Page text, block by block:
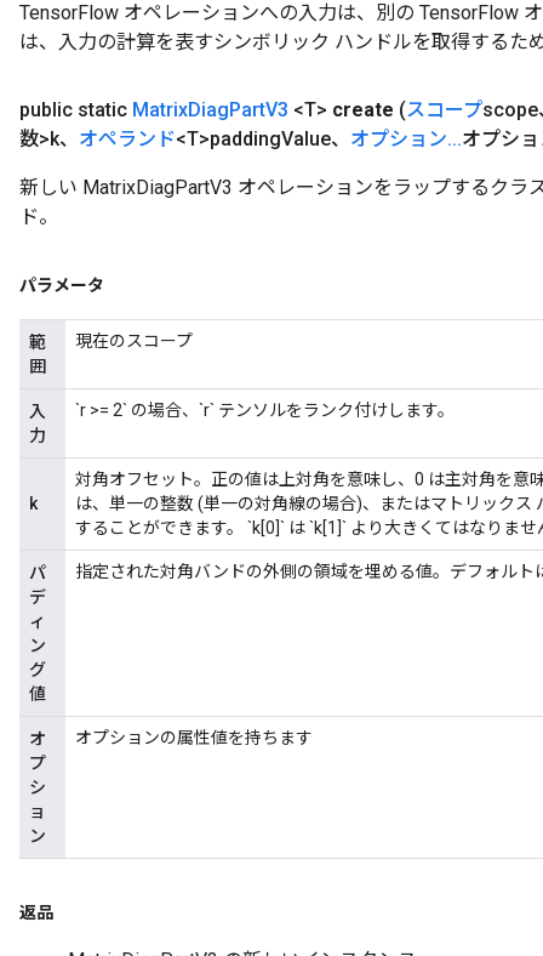
TensorFlow オペレーションへの入力は、別の TensorFlow
は、入力の計算を表すシンボリック ハンドルを取得するた
public static MatrixDiagPartV3 <T> create (スコープscope
数>k、 オペランド<T>paddingValue、 オプション...オプシ
新しい MatrixDiagPartV3 オペレーションをラップするクラ
ド。
パラメータ
範
囲
現在のスコープ
入
力
`r >= 2` の場合、`r` テンソルをランク付けします。
k
対角オフセット。正の値は上対角を意味し、0 は主対角を意
は、単一の整数 (単一の対角線の場合)、またはマトリック
することができます。 `k[0]` は `k[1]` より大きくてはなりませ
パ
デ
ィ
ン
グ
値
指定された対角バンドの外側の領域を埋める値。デフォルト
オ
プ
シ
ョ
ン
オプションの属性値を持ちます
返品